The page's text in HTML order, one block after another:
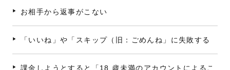
お相手から返事がこない
「いいね」や「スキップ（旧：ごめんね」に失敗する
課金しようとすると「18 歳未満のアカウントによるこ